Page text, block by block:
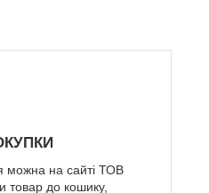
на сайті ТОВ
до кошику,